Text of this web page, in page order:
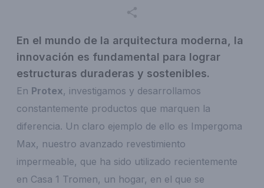
En el mundo de la arquitectura moderna, la
innovación es fundamental para lograr
estructuras duraderas y sostenibles.
En Protex, investigamos y desarrollamos
constantemente productos que marquen la
diferencia. Un claro ejemplo de ello es Impergoma
Max, nuestro avanzado revestimiento
impermeable, que ha sido utilizado recientemente
en Casa 1 Tromen, un hogar, en el que se